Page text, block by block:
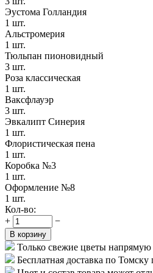
Эустома Голландия
1 шт.
Альстромерия
1 шт.
Тюльпан пионовидный
3 шт.
Роза классическая
1 шт.
Ваксфлауэр
3 шт.
Эвкалипт Синерия
1 шт.
Флористическая пена
1 шт.
Коробка №3
1 шт.
Оформление №8
1 шт.
Кол-во:
+
−
В корзину
Только свежие цветы напрямую
Бесплатная доставка по Томску